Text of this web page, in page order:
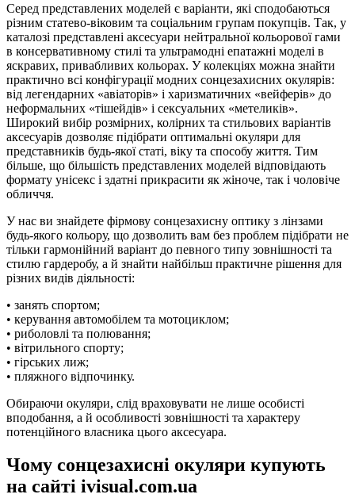
Серед представлених моделей є варіанти, які сподобаються
різним статево-віковим та соціальним групам покупців. Так, у
каталозі представлені аксесуари нейтральної кольорової гами
в консервативному стилі та ультрамодні епатажні моделі в
яскравих, привабливих кольорах. У колекціях можна знайти
практично всі конфігурації модних сонцезахисних окулярів:
від легендарних «авіаторів» і харизматичних «вейферів» до
неформальних «тішейдів» і сексуальних «метеликів».
Широкий вибір розмірних, колірних та стильових варіантів
аксесуарів дозволяє підібрати оптимальні окуляри для
представників будь-якої статі, віку та способу життя. Тим
більше, що більшість представлених моделей відповідають
формату унісекс і здатні прикрасити як жіноче, так і чоловіче
обличчя.
У нас ви знайдете фірмову сонцезахисну оптику з лінзами
будь-якого кольору, що дозволить вам без проблем підібрати не
тільки гармонійний варіант до певного типу зовнішності та
стилю гардеробу, а й знайти найбільш практичне рішення для
різних видів діяльності:
• занять спортом;
• керування автомобілем та мотоциклом;
• риболовлі та полювання;
• вітрильного спорту;
• гірських лиж;
• пляжного відпочинку.
Обираючи окуляри, слід враховувати не лише особисті
вподобання, а й особливості зовнішності та характеру
потенційного власника цього аксесуара.
Чому сонцезахисні окуляри купують
на сайті ivisual.com.ua